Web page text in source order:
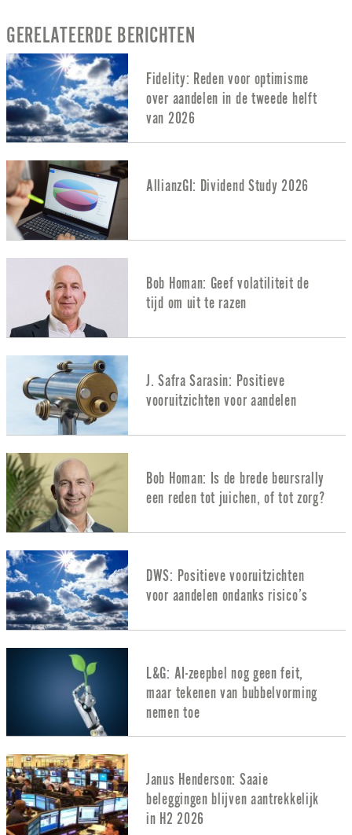
GERELATEERDE BERICHTEN
Fidelity: Reden voor optimisme
over aandelen in de tweede helft
van 2026
AllianzGI: Dividend Study 2026
Bob Homan: Geef volatiliteit de
tijd om uit te razen
J. Safra Sarasin: Positieve
vooruitzichten voor aandelen
Bob Homan: Is de brede beursrally
een reden tot juichen, of tot zorg?
DWS: Positieve vooruitzichten
voor aandelen ondanks risico’s
L&G: AI-zeepbel nog geen feit,
maar tekenen van bubbelvorming
nemen toe
Janus Henderson: Saaie
beleggingen blijven aantrekkelijk
in H2 2026